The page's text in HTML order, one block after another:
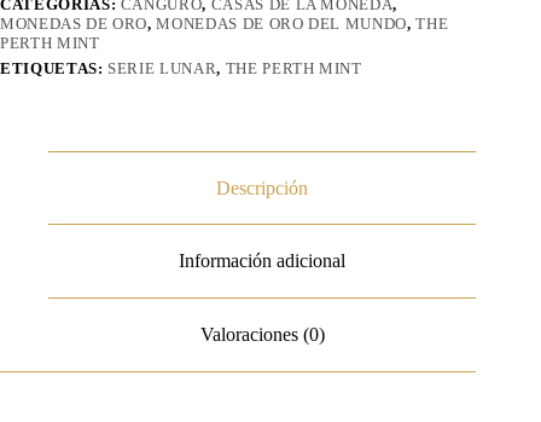
CATEGORÍAS: CANGURO, CASAS DE LA MONEDA,
MONEDAS DE ORO,MONEDAS DE ORO DEL MUNDO,THE
PERTH MINT
ETIQUETAS: SERIE LUNAR, THE PERTH MINT
Descripción
Información adicional
Valoraciones (0)